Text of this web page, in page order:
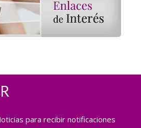
para recibir notificaciones